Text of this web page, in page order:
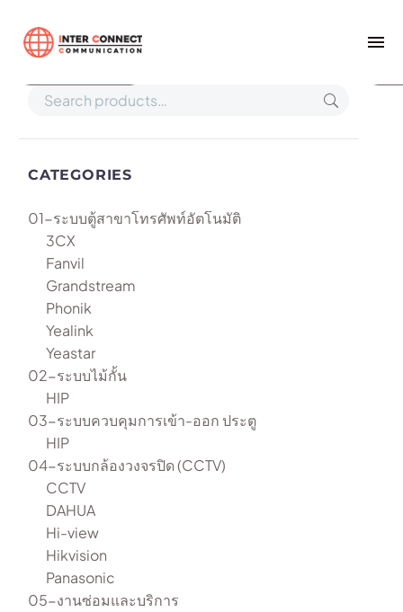
Home
CATEGORIES
01-ระบบตู้สาขาโทรศัพท์อัตโนมัติ
3CX
Fanvil
Grandstream
Phonik
Yealink
Yeastar
02-ระบบไม้กั้น
HIP
03-ระบบควบคุมการเข้า-ออก ประตู
HIP
04-ระบบกล้องวงจรปิด (CCTV)
CCTV
DAHUA
Hi-view
Hikvision
Panasonic
05-งานซ่อมและบริการ